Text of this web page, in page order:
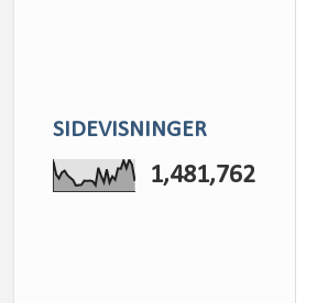
SIDEVISNINGER
1,481,762